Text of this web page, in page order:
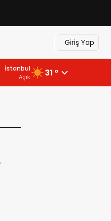
Giriş Yap
İstanbul
Açık 31 °